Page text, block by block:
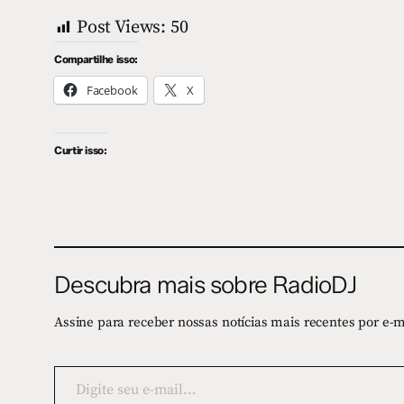
Post Views: 50
Compartilhe isso:
Facebook X
Curtir isso:
Descubra mais sobre RadioDJ
Assine para receber nossas notícias mais recentes por e-
Digite